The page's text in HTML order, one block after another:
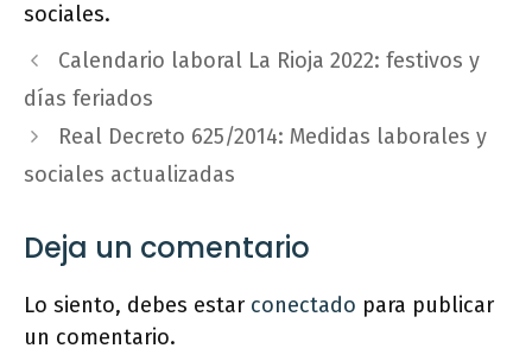
sociales.
Calendario laboral La Rioja 2022: festivos y
días feriados
Real Decreto 625/2014: Medidas laborales y
sociales actualizadas
Deja un comentario
Lo siento, debes estar conectado para publicar
un comentario.